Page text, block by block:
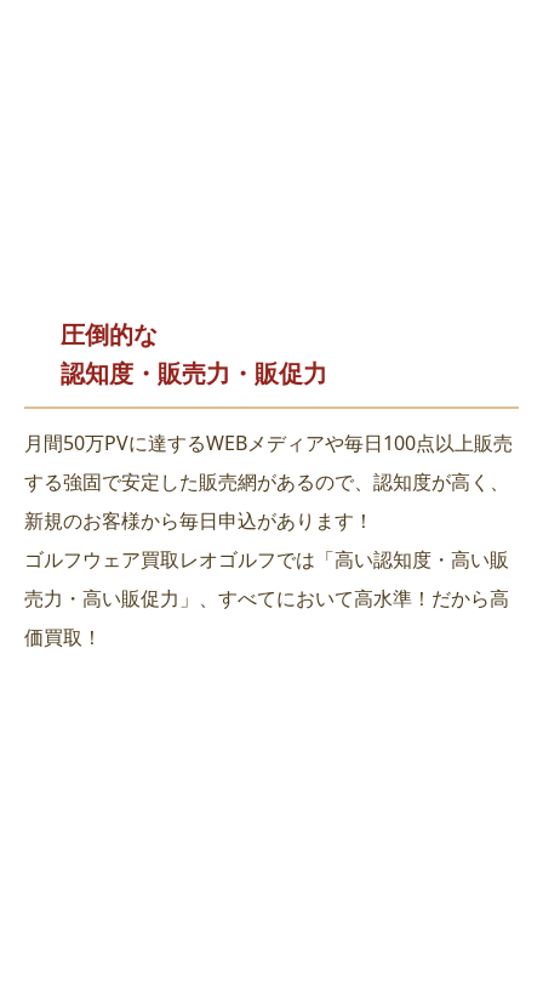
圧倒的な
認知度・販売力・販促力
月間50万PVに達するWEBメディアや毎日100点以上販売
する強固で安定した販売網があるので、認知度が高く、
新規のお客様から毎日申込があります！
ゴルフウェア買取レオゴルフでは「高い認知度・高い販
売力・高い販促力」、すべてにおいて高水準！だから高
価買取！